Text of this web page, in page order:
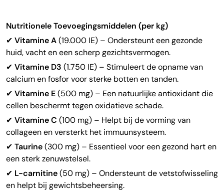
Nutritionele Toevoegingsmiddelen (per kg)
✔ Vitamine A(19.000 IE) – Ondersteunt een gezonde
huid, vacht en een scherp gezichtsvermogen.
✔ Vitamine D3 (1.750 IE) – Stimuleert de opname van
calcium en fosfor voor sterke botten en tanden.
✔ Vitamine E(500 mg) – Een natuurlijke antioxidant die
cellen beschermt tegen oxidatieve schade.
✔ Vitamine C (100 mg) – Helpt bij de vorming van
collageen en versterkt het immuunsysteem.
✔ Taurine(300 mg) – Essentieel voor een gezond hart en
een sterk zenuwstelsel.
✔ L-carnitine(50 mg) – Ondersteunt de vetstofwisseling
en helpt bij gewichtsbeheersing.